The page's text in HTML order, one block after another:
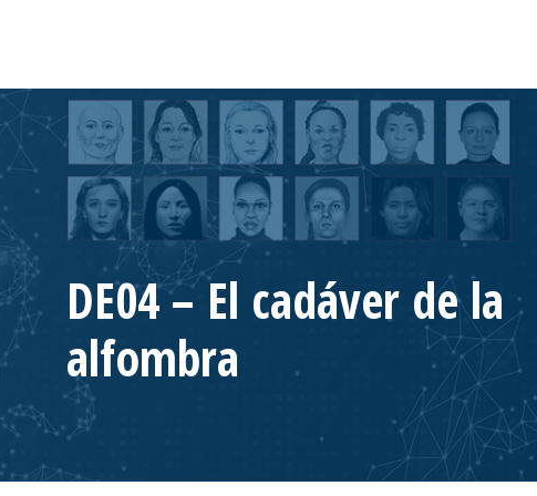
DE04 – El cadáver de la
alfombra